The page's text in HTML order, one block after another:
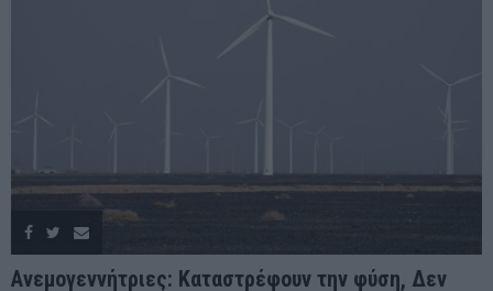
Ανεμογεννήτριες: Καταστρέφουν την φύση, Δεν